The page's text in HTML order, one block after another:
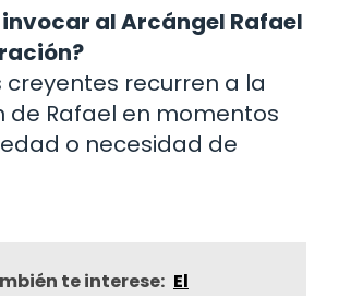
invocar al Arcángel Rafael
creyentes recurren a la
de Rafael en momentos
o necesidad de
te interese: El